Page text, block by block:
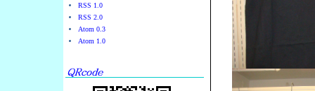
RSS 1.0
RSS 2.0
Atom 0.3
Atom 1.0